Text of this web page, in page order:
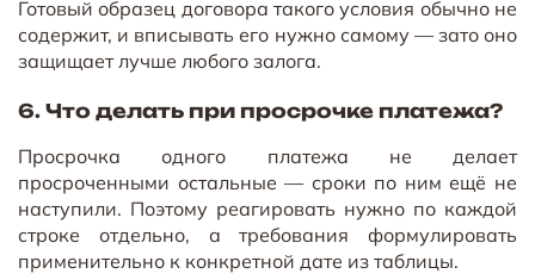
Готовый образец договора такого условия обычно не
содержит, и вписывать его нужно самому — зато оно
защищает лучше любого залога.
6. Что делать при просрочке платежа?
Просрочка одного платежа не делает
просроченными остальные — сроки по ним ещё не
наступили. Поэтому реагировать нужно по каждой
строке отдельно, а требования формулировать
применительно к конкретной дате из таблицы.